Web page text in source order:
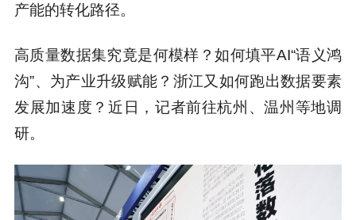
产能的转化路径。
高质量数据集究竟是何模样？如何填平AI“语义鸿
沟”、为产业升级赋能？浙江又如何跑出数据要素
发展加速度？近日，记者前往杭州、温州等地调
研。